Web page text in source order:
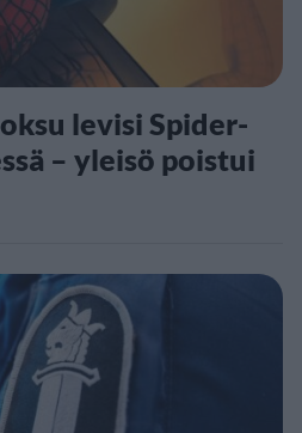
levisi Spider-
– yleisö poistui